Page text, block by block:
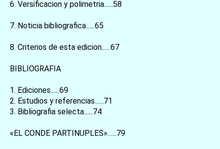
お買い物を続ける
6. Versificacion y polimetria......58
7. Noticia bibliografica......65
8. Criterios de esta edicion......67
BIBLIOGRAFIA
1. Ediciones......69
2. Estudios y referencias......71
3. Bibliografia selecta......74
«EL CONDE PARTINUPLES»......79